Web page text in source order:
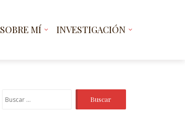
SOBRE MÍ INVESTIGACIÓN